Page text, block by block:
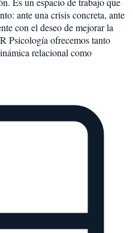
ante una crisis concreta, ante
con el deseo de mejorar la
Psicología ofrecemos tanto
relacional como